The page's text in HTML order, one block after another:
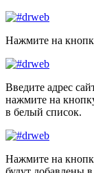
Нажмите на
Введите адрес
нажмите на
в белый список.
Нажмите на